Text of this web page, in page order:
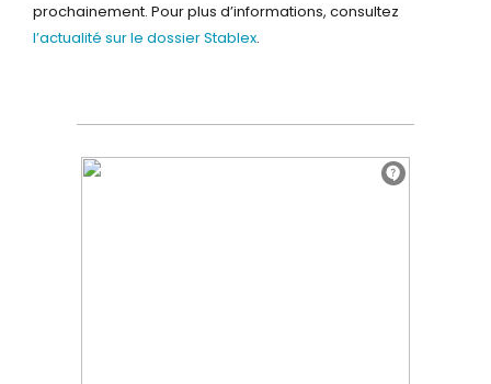
prochainement. Pour plus d’informations, consultez
l’actualité sur le dossier Stablex.